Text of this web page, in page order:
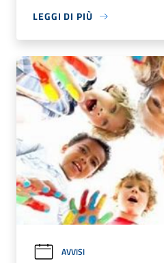
LEGGI DI PIÙ
AVVISI